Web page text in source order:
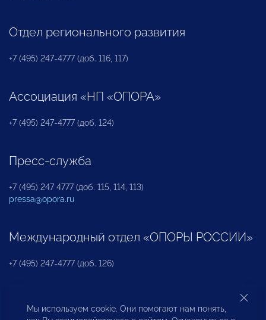
Отдел регионального развития
+7 (495) 247-4777 (доб. 116, 117)
Ассоциация «НП «ОПОРА»
+7 (495) 247-4777 (доб. 124)
Пресс-служба
+7 (495) 247 4777 (доб. 115, 114, 113)
pressa@opora.ru
Международный отдел «ОПОРЫ РОССИИ»
+7 (495) 247-4777 (доб. 126)
Бюро по защите прав предпринимателей и
Мы используем cookie. Они помогают нам понять,